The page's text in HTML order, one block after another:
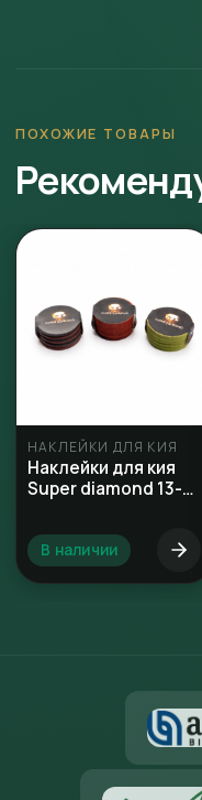
ПОХОЖИЕ ТОВАРЫ
НАКЛЕЙКИ ДЛЯ КИЯ
Наклейки для кия
Super diamond 13-
В наличии